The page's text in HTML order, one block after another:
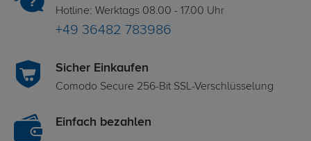
Hotline: Werktags 08.00 - 17.00 Uhr
+49 36482 783986
Sicher Einkaufen
Comodo Secure 256-Bit SSL-Verschlüsselung
Einfach bezahlen